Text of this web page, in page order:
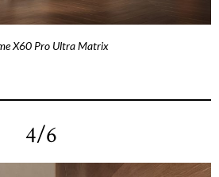
X60 Pro Ultra Matrix
4/6